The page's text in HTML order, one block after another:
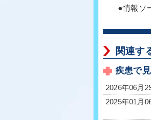
●情報ソ
関連す
疾患で
2026年06月
2025年01月